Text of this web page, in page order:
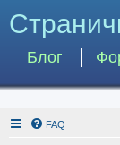
Блог
FAQ